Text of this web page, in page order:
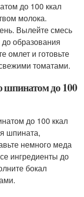
до 100 ккал
молока.
Вылейте смесь
до образования
омлет и готовьте
томатами.
шпинатом до 100
до 100 ккал
шпината,
немного меда
ингредиенты до
бокал